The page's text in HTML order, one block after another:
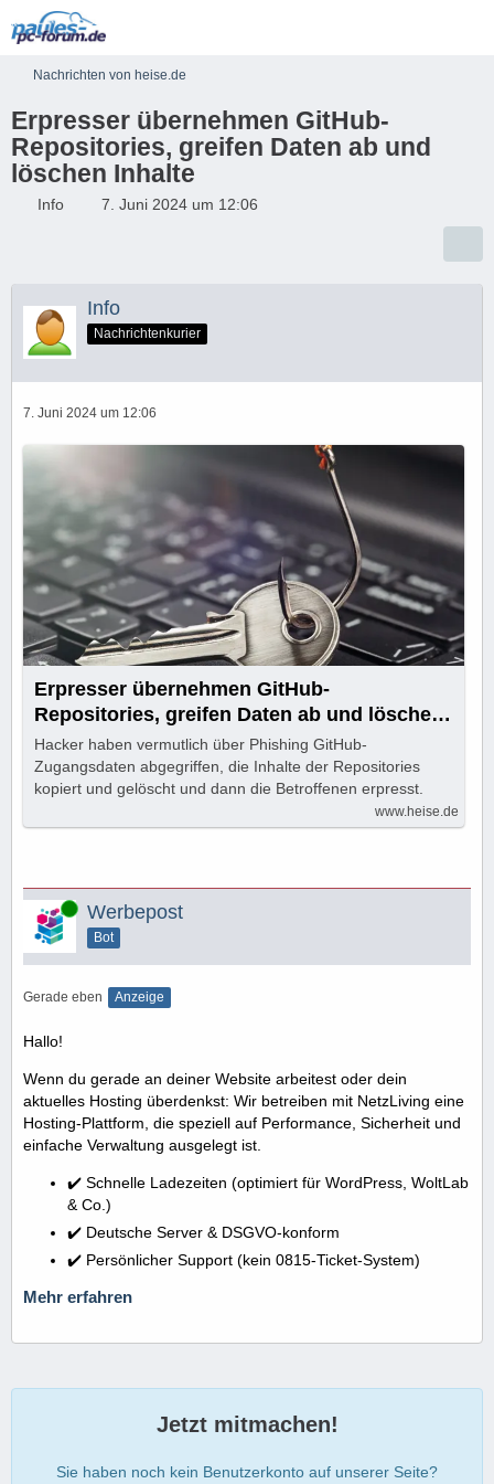
Nachrichten von heise.de
Erpresser übernehmen GitHub-
Repositories, greifen Daten ab und
löschen Inhalte
Info 7. Juni 2024 um 12:06
Info
Nachrichtenkurier
7. Juni 2024 um 12:06
Erpresser übernehmen GitHub-
Repositories, greifen Daten ab und löschen
Inhalte
Hacker haben vermutlich über Phishing GitHub-
Zugangsdaten abgegriffen, die Inhalte der Repositories
kopiert und gelöscht und dann die Betroffenen erpresst.
www.heise.de
Online Werbepost
Bot
Gerade eben Anzeige
Hallo!
Wenn du gerade an deiner Website arbeitest oder dein
aktuelles Hosting überdenkst: Wir betreiben mit NetzLiving eine
Hosting-Plattform, die speziell auf Performance, Sicherheit und
einfache Verwaltung ausgelegt ist.
✔️ Schnelle Ladezeiten (optimiert für WordPress, WoltLab
& Co.)
✔️ Deutsche Server & DSGVO-konform
✔️ Persönlicher Support (kein 0815-Ticket-System)
Mehr erfahren
Jetzt mitmachen!
Sie haben noch kein Benutzerkonto auf unserer Seite?